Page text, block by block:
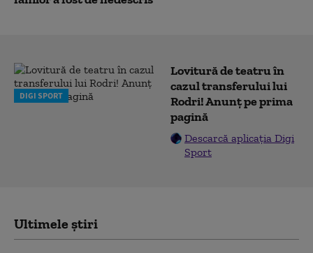
DIGI SPORT
Lovitură de teatru în
cazul transferului lui
Rodri! Anunț pe prima
pagină
Descarcă aplicația Digi
Sport
Ultimele știri